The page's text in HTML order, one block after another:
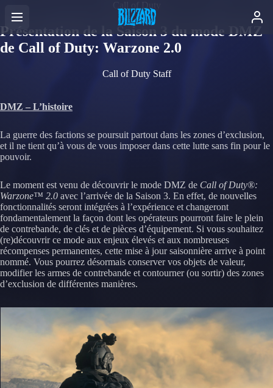
Présentation de la Saison 3 du mode DMZ
de Call of Duty: Warzone 2.0
Call of Duty Staff
DMZ – L’histoire
La guerre des factions se poursuit partout dans les zones d’exclusion,
et il ne tient qu’à vous de vous imposer dans cette lutte sans fin pour le
pouvoir.
Le moment est venu de découvrir le mode DMZ de Call of Duty®:
Warzone™ 2.0 avec l’arrivée de la Saison 3. En effet, de nouvelles
fonctionnalités seront intégrées à l’expérience et changeront
fondamentalement la façon dont les opérateurs pourront faire le plein
de contrebande, de clés et de pièces d’équipement. Si vous souhaitez
(re)découvrir ce mode aux enjeux élevés et aux nombreuses
récompenses permanentes, cette mise à jour saisonnière arrive à point
nommé. Vous pourrez désormais conserver vos objets de valeur,
modifier les armes de contrebande et contourner (ou sortir) des zones
d’exclusion de différentes manières.